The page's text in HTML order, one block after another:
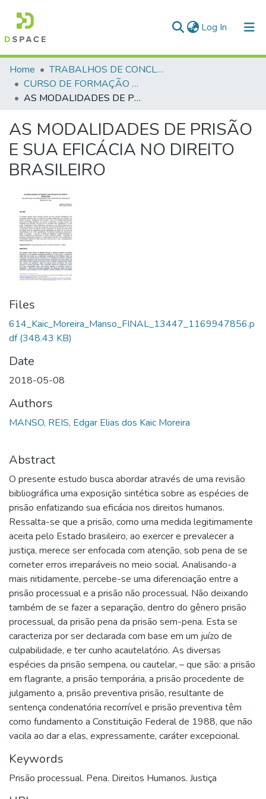
Log In (current)
Communities & Collections
All of DSpace
Home
TRABALHOS DE CONCLUSÃO DE CURSO - CFP (CURSO DE FORMAÇÃO DE PRAÇAS)
CURSO DE FORMAÇÃO DE PRAÇAS - CFP - 2018
AS MODALIDADES DE PRISÃO E SUA EFICÁCIA NO DIREITO BRASILEIRO
AS MODALIDADES DE PRISÃO
E SUA EFICÁCIA NO DIREITO
BRASILEIRO
Files
614_Kaic_Moreira_Manso_FINAL_13447_1169947856.p
df(348.43 KB)
Date
2018-05-08
Authors
MANSO, REIS, Edgar Elias dos Kaic Moreira
Abstract
O presente estudo busca abordar através de uma revisão
bibliográfica uma exposição sintética sobre as espécies de
prisão enfatizando sua eficácia nos direitos humanos.
Ressalta-se que a prisão, como uma medida legitimamente
aceita pelo Estado brasileiro, ao exercer e prevalecer a
justiça, merece ser enfocada com atenção, sob pena de se
cometer erros irreparáveis no meio social. Analisando-a
mais nitidamente, percebe-se uma diferenciação entre a
prisão processual e a prisão não processual. Não deixando
também de se fazer a separação, dentro do gênero prisão
processual, da prisão pena da prisão sem-pena. Esta se
caracteriza por ser declarada com base em um juízo de
culpabilidade, e ter cunho acautelatório. As diversas
espécies da prisão sempena, ou cautelar, – que são: a prisão
em flagrante, a prisão temporária, a prisão procedente de
julgamento a, prisão preventiva prisão, resultante de
sentença condenatória recorrível e prisão preventiva têm
como fundamento a Constituição Federal de 1988, que não
vacila ao dar a elas, expressamente, caráter excepcional.
Keywords
Prisão processual. Pena. Direitos Humanos. Justiça